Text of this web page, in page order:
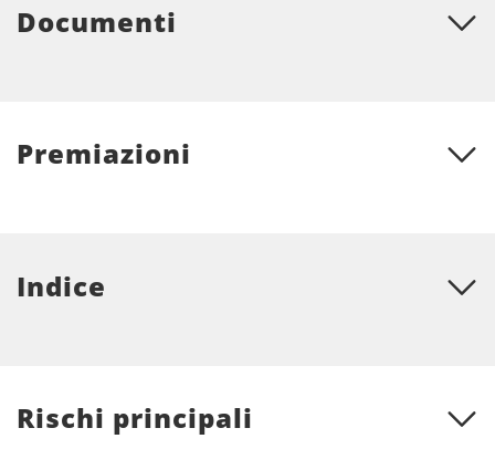
Documenti
Premiazioni
Indice
Rischi principali